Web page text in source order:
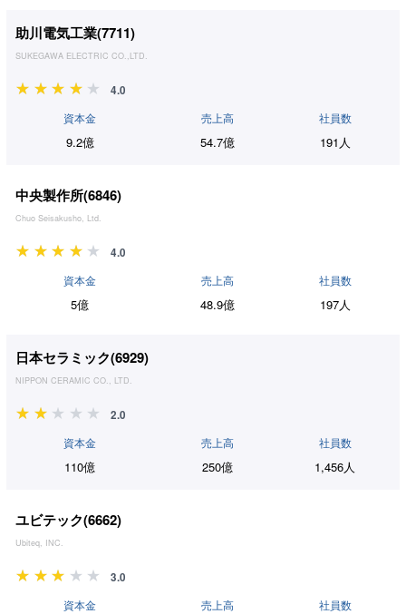
助川電気工業(7711)
SUKEGAWA ELECTRIC CO.,LTD.
4.0
資本金
9.2億
売上高
54.7億
社員数
191人
中央製作所(6846)
Chuo Seisakusho, Ltd.
4.0
資本金
5億
売上高
48.9億
社員数
197人
日本セラミック(6929)
NIPPON CERAMIC CO., LTD.
2.0
資本金
110億
売上高
250億
社員数
1,456人
ユビテック(6662)
Ubiteq, INC.
3.0
資本金 売上高 社員数